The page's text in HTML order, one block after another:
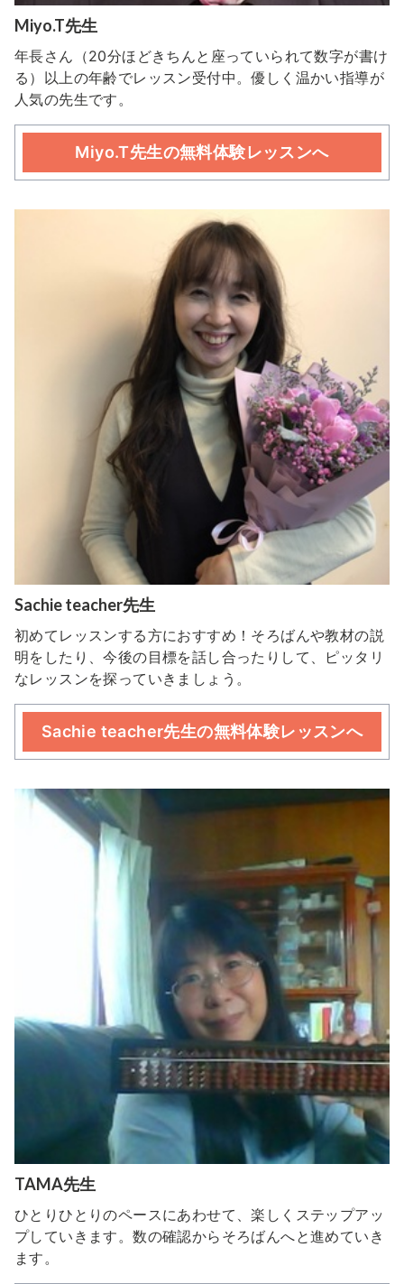
Miyo.T先生
年長さん（20分ほどきちんと座っていられて数字が書け
る）以上の年齢でレッスン受付中。優しく温かい指導が
人気の先生です。
Miyo.T先生の無料体験レッスンへ
Sachie teacher先生
初めてレッスンする方におすすめ！そろばんや教材の説
明をしたり、今後の目標を話し合ったりして、ピッタリ
なレッスンを探っていきましょう。
Sachie teacher先生の無料体験レッスンへ
TAMA先生
ひとりひとりのペースにあわせて、楽しくステップアッ
プしていきます。数の確認からそろばんへと進めていき
ます。